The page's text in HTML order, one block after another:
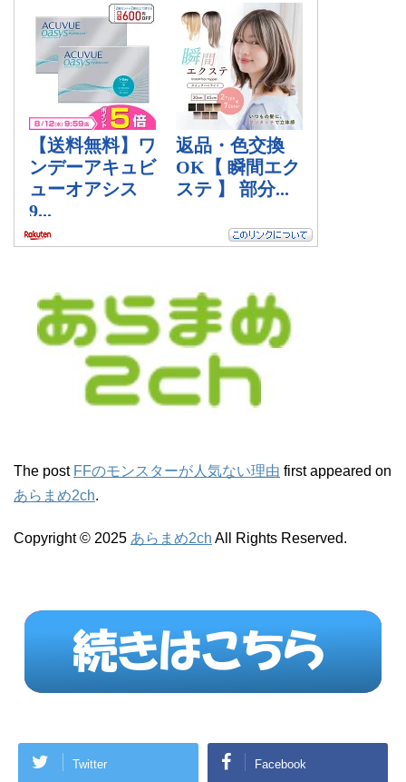
The post FFのモンスターが人気ない理由 first appeared on
あらまめ2ch.
Copyright © 2025 あらまめ2ch All Rights Reserved.
Twitter Facebook